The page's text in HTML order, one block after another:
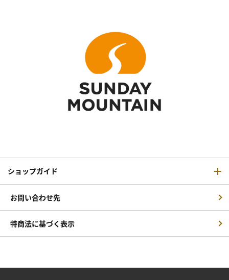
ショップガイド
お問い合わせ先
特商法に基づく表示